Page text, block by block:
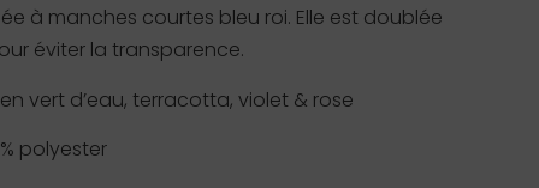
à manches courtes bleu roi. Elle est doublée
éviter la transparence.
vert d’eau, terracotta, violet & rose
polyester